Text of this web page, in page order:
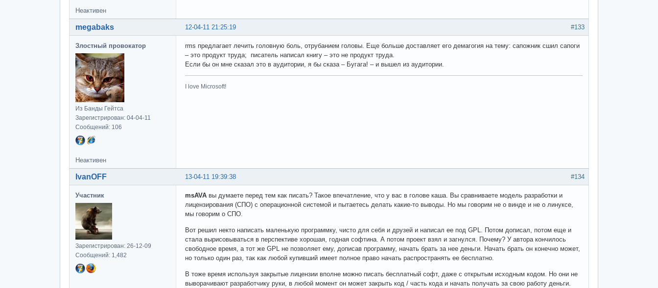
Неактивен
#133
12-04-11 21:25:19
megabaks
Злостный провокатор
Из Банды Гейтса
Зарегистрирован: 04-04-11
Сообщений: 106
rms предлагает лечить головную боль, отрубанием головы. Еще больше доставляет его демагогия на тему: сапожник сшил сапоги
– это продукт труда; писатель написал книгу – это не продукт труда.
Если бы он мне сказал это в аудитории, я бы сказа – Бугага! – и вышел из аудитории.
I love Microsoft!
Неактивен
#134
13-04-11 19:39:38
IvanOFF
Участник
Зарегистрирован: 26-12-09
Сообщений: 1,482
msAVA вы думаете перед тем как писать? Такое впечатление, что у вас в голове каша. Вы сравниваете модель разработки и
лицензирования (СПО) с операционной системой и пытаетесь делать какие-то выводы. Но мы говорим не о винде и не о линуксе,
мы говорим о СПО.
Вот решил некто написать маленькую программку, чисто для себя и друзей и написал ее под GPL. Потом дописал, потом еще и
стала вырисовываться в перспективе хорошая, годная софтина. А потом проект взял и загнулся. Почему? У автора кончилось
свободное время, а тот же GPL не позволяет ему, дописав программу, начать брать за нее деньги. Начать брать он конечно может,
но только один раз, так как любой купивший имеет полное право начать распространять ее бесплатно.
В тоже время используя закрытые лицензии вполне можно писать бесплатный софт, даже с открытым исходным кодом. Но они не
выворачивают разработчику руки, в любой момент он может закрыть код / часть кода и начать получать за свою работу деньги.